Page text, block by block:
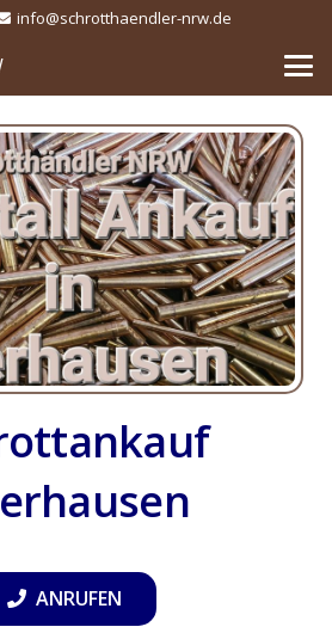
info@schrotthaendler-nrw.de
ANRUFEN